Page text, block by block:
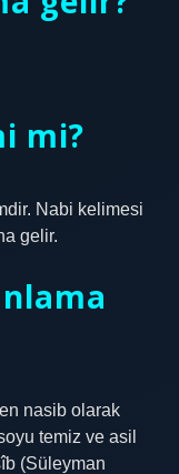
mi?
gelir.
temiz ve asil
(Süleyman